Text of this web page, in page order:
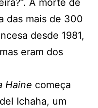
A morte de
das mais de 300
desde 1981,
eram dos
Haine começa
Ichaha, um